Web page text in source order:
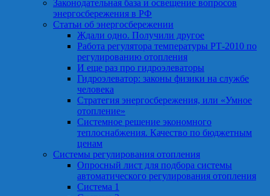
Законодательная база и освещение вопросов
энергосбережения в РФ
Статьи об энергосбережении
Ждали одно. Получили другое
Работа регулятора температуры РТ-2010 по
регулированию отопления
И еще раз про гидроэлеваторы
Гидроэлеватор: законы физики на службе
человека
Стратегия энергосбережения, или «Умное
отопление»
Системное решение экономного
теплоснабжения. Качество по бюджетным
ценам
Системы регулирования отопления
Опросный лист для подбора системы
автоматического регулирования отопления
Система 1